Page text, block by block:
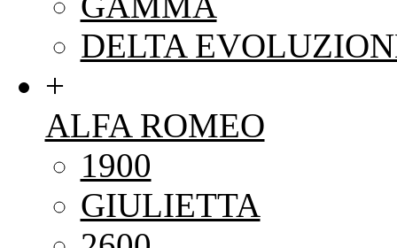
DELTA
+
ALFA ROMEO
1900
GIULIETTA